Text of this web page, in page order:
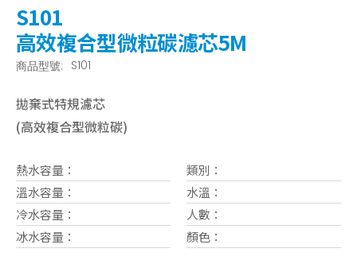
S101
高效複合型微粒碳濾芯5M
商品型號: S101
拋棄式特規濾芯
(高效複合型微粒碳)
熱水容量：
溫水容量：
冷水容量：
冰水容量：
類別：
水溫：
人數：
顏色：